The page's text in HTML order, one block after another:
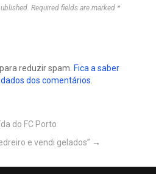
Required fields are marked *
reduzir spam. Fica a saber
dos comentários
do FC Porto
e vendi gelados” →